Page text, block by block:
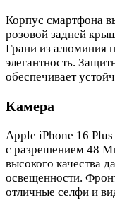
Корпус смартфона
розовой задней
Грани из алюминия
элегантность.
обеспечивает
Камера
Apple iPhone 16
с разрешением 48
высокого качества
освещенности.
отличные селфи и